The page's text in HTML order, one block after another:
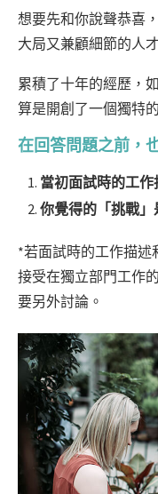
想要先和你說聲恭喜
大局又兼顧細節的人
累積了十年的經歷，
算是開創了一個獨特
在回答問題之前，
當初面試時的工
你覺得的「挑戰」
*若面試時的工作描述
接受在獨立部門工作
要另外討論。